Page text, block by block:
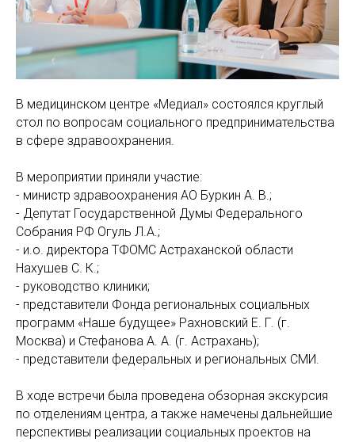
МЕДИЦИНСКИЙ
ЦЕНТР
МАМАМ ПАПАМ ДЕТЯМ ГРАФИК
RUS
ENG
ОТЗЫВЫ
В медицинском центре «Медиал» состоялся круглый
стол по вопросам социального предпринимательства
в сфере здравоохранения.
В мероприятии приняли участие:
- министр здравоохранения АО Буркин А. В.;
- Депутат Государственной Думы Федерального
Собрания РФ Огуль Л.А.;
- и.о. директора ТФОМС Астраханской области
Нахушев С. К.;
- руководство клиники;
- представители Фонда региональных социальных
программ «Наше будущее» Рахновский Е. Г. (г.
Москва) и Стефанова А. А. (г. Астрахань);
- представители федеральных и региональных СМИ.
В ходе встречи была проведена обзорная экскурсия
по отделениям центра, а также намечены дальнейшие
перспективы реализации социальных проектов на